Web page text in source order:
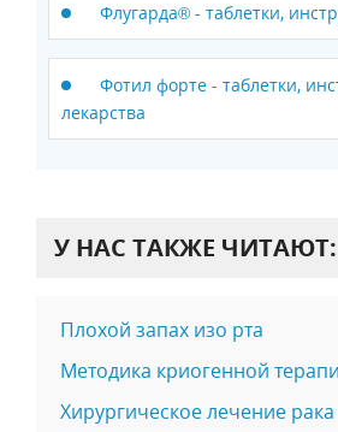
Флугарда® - таблетки,
Фотил форте - таблетки,
лекарства
У НАС ТАКЖЕ ЧИТАЮТ:
Плохой запах изо рта
Методика криогенной
Хирургическое лечение рака